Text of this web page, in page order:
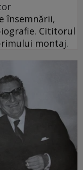
însemnării,
Cititorul
montaj.